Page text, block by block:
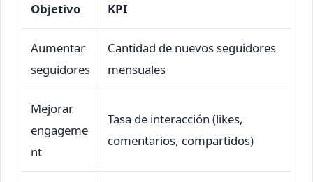
Objetivo KPI
Aumentar
seguidores
Cantidad de nuevos seguidores
mensuales
Mejorar
engageme
nt
Tasa de interacción (likes,
comentarios, compartidos)